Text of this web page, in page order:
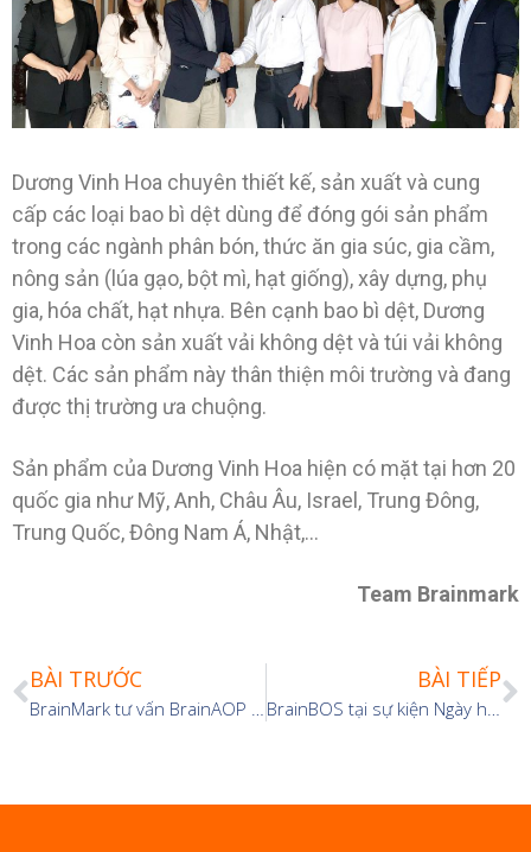
Dương Vinh Hoa chuyên thiết kế, sản xuất và cung
cấp các loại bao bì dệt dùng để đóng gói sản phẩm
trong các ngành phân bón, thức ăn gia súc, gia cầm,
nông sản (lúa gạo, bột mì, hạt giống), xây dựng, phụ
gia, hóa chất, hạt nhựa. Bên cạnh bao bì dệt, Dương
Vinh Hoa còn sản xuất vải không dệt và túi vải không
dệt. Các sản phẩm này thân thiện môi trường và đang
được thị trường ưa chuộng.
Sản phẩm của Dương Vinh Hoa hiện có mặt tại hơn 20
quốc gia như Mỹ, Anh, Châu Âu, Israel, Trung Đông,
Trung Quốc, Đông Nam Á, Nhật,…
Team Brainmark
BÀI TRƯỚC
BrainMark tư vấn BrainAOP và Hệ thống quản lý cho HuynChi
BÀI TIẾP
BrainBOS tại sự kiện Ngày hội kết nối giao thương – Hawee